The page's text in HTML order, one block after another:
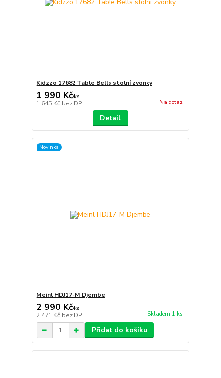
Kidzzo 17682 Table Bells stolní zvonky
1 990 Kč/ks
1 645 Kč bez DPH Na dotaz
Detail
Novinka
Meinl HDJ17-M Djembe
2 990 Kč/ks
2 471 Kč bez DPH Skladem 1 ks
Přidat do košíku